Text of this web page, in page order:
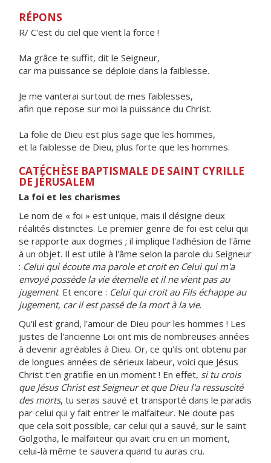
RÉPONS
R/ C'est du ciel que vient la force !
Ma grâce te suffit, dit le Seigneur,
car ma puissance se déploie dans la faiblesse.
Je me vanterai surtout de mes faiblesses,
afin que repose sur moi la puissance du Christ.
La folie de Dieu est plus sage que les hommes,
et la faiblesse de Dieu, plus forte que les hommes.
CATÉCHÈSE BAPTISMALE DE SAINT CYRILLE
DE JÉRUSALEM
La foi et les charismes
Le nom de « foi » est unique, mais il désigne deux
réalités distinctes. Le premier genre de foi est celui qui
se rapporte aux dogmes ; il implique l'adhésion de l'âme
à un objet. Il est utile à l'âme selon la parole du Seigneur
: Celui qui écoute ma parole et croit en Celui qui m'a
envoyé possède la vie éternelle et il ne vient pas au
jugement. Et encore : Celui qui croit au Fils échappe au
jugement, car il est passé de la mort à la vie.
Qu'il est grand, l'amour de Dieu pour les hommes ! Les
justes de l'ancienne Loi ont mis de nombreuses années
à devenir agréables à Dieu. Or, ce qu'ils ont obtenu par
de longues années de sérieux labeur, voici que Jésus
Christ t'en gratifie en un moment ! En effet, si tu crois
que Jésus Christ est Seigneur et que Dieu l'a ressuscité
des morts, tu seras sauvé et transporté dans le paradis
par celui qui y fait entrer le malfaiteur. Ne doute pas
que cela soit possible, car celui qui a sauvé, sur le saint
Golgotha, le malfaiteur qui avait cru en un moment,
celui-là même te sauvera quand tu auras cru.